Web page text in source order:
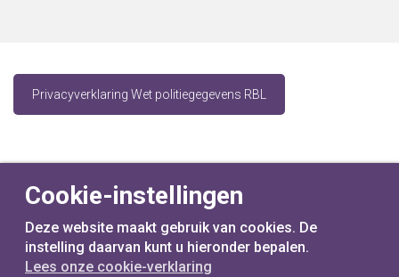
Privacyverklaring Wet politiegegevens RBL
Cookie-instellingen
Deze website maakt gebruik van cookies. De
instelling daarvan kunt u hieronder bepalen.
Lees onze cookie-verklaring